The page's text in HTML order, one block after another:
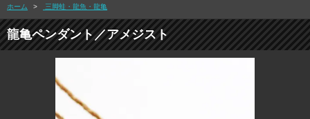
ホーム
> 三脚蛙・龍魚・龍亀
龍亀ペンダント／アメジスト